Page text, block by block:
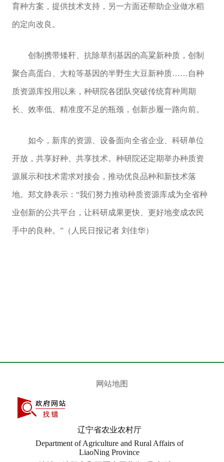
育种方案，提供技术支持，另一方面还帮助企业做水稻
的定向改良。
创制携带矮秆、抗除草剂基因的高粱新种质，创制
聚合高蛋白、大粒等基因的半野生大豆新种质……自种
质资源库投用以来，种研院各团队突破传统育种周期
长、效率低、精准度不足的瓶颈，创新步履一路向前。
如今，新库的资源、设备面向全省企业、科研单位
开放，共享好种、共享技术。种研院还定期举办种质资
源展示和技术需求对接会，推动优良品种和新技术落
地。郑文静表示：“我们努力推动种质资源库成为全省种
业创新的公共平台，让科研成果更快、更好地变成农民
手中的良种。”（人民日报记者 刘佳华）
网站地图
辽宁省农业农村厅
Department of Agriculture and Rural Affairs of
LiaoNing Province